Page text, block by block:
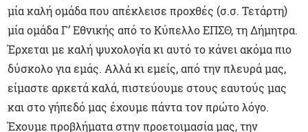
μία καλή ομάδα που απέκλεισε προχθές (σ.σ. Τετάρτη)
μία ομάδα Γ’ Εθνικής από το Κύπελλο ΕΠΣΘ, τη Δήμητρα.
Έρχεται με καλή ψυχολογία κι αυτό το κάνει ακόμα πιο
δύσκολο για εμάς. Αλλά κι εμείς, από την πλευρά μας,
είμαστε αρκετά καλά, πιστεύουμε στους εαυτούς μας
και στο γήπεδό μας έχουμε πάντα τον πρώτο λόγο.
Έχουμε προβλήματα στην προετοιμασία μας, την